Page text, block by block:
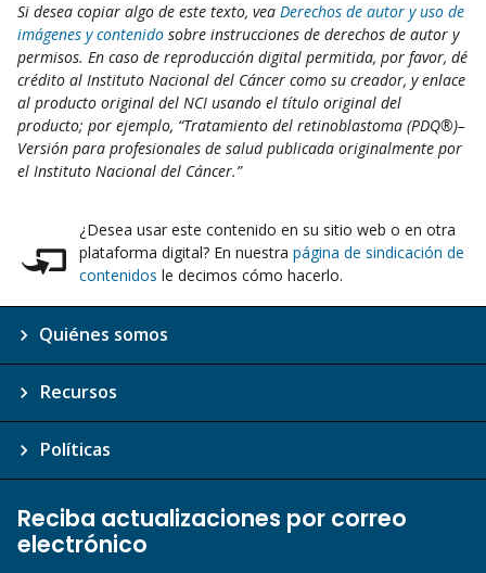
Si desea copiar algo de este texto, vea Derechos de autor y uso de
imágenes y contenido sobre instrucciones de derechos de autor y
permisos. En caso de reproducción digital permitida, por favor, dé
crédito al Instituto Nacional del Cáncer como su creador, y enlace
al producto original del NCI usando el título original del
producto; por ejemplo, “Tratamiento del retinoblastoma (PDQ®)–
Versión para profesionales de salud publicada originalmente por
el Instituto Nacional del Cáncer.”
¿Desea usar este contenido en su sitio web o en otra
plataforma digital? En nuestra página de sindicación de
contenidos le decimos cómo hacerlo.
Quiénes somos
Recursos
Políticas
Reciba actualizaciones por correo
electrónico